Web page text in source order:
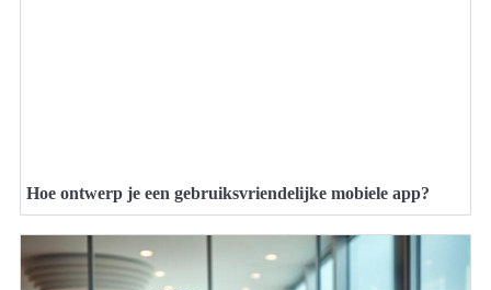
Hoe ontwerp je een gebruiksvriendelijke mobiele app?